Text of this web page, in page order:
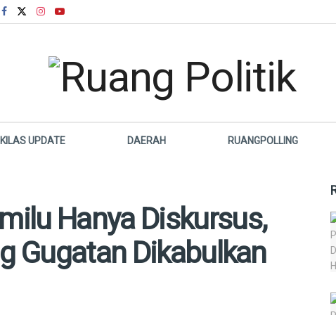
KILAS UPDATE DAERAH RUANGPOLLING
Hanya Diskursus,
Gugatan Dikabulkan